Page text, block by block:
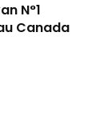
N°1
Canada